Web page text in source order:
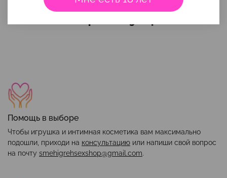
Помощь в выборе
Чтобы игрушка и интимная косметика вам максимально
подошли, приходи на консультацию или напиши свой вопрос
на почту smehigrehsexshop@gmail.com.